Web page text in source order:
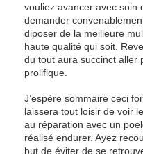
vouliez avancer avec soin
demander
diposer de la meilleure
haute qualité qui soit.
du tout aura succinct aller
prolifique.
J’espère sommaire ceci
laissera tout loisir de voir
au réparation avec un
réalisé endurer. Ayez
but de éviter de se